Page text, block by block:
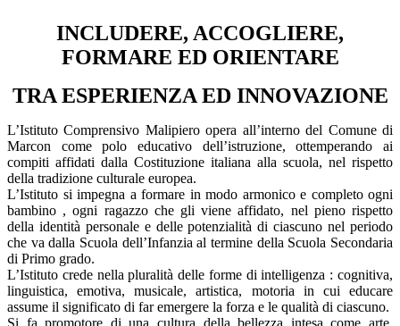
INCLUDERE, ACCOGLIERE,
FORMARE ED ORIENTARE
TRA ESPERIENZA ED INNOVAZIONE
L’Istituto Comprensivo Malipiero opera all’interno del Comune di
Marcon come polo educativo dell’istruzione, ottemperando ai
compiti affidati dalla Costituzione italiana alla scuola, nel rispetto
della tradizione culturale europea.
L’Istituto si impegna a formare in modo armonico e completo ogni
bambino , ogni ragazzo che gli viene affidato, nel pieno rispetto
della identità personale e delle potenzialità di ciascuno nel periodo
che va dalla Scuola dell’Infanzia al termine della Scuola Secondaria
di Primo grado.
L’Istituto crede nella pluralità delle forme di intelligenza : cognitiva,
linguistica, emotiva, musicale, artistica, motoria in cui educare
assume il significato di far emergere la forza e le qualità di ciascuno.